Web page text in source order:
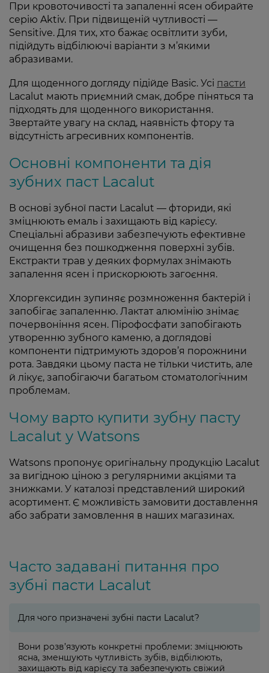
При кровоточивості та запаленні ясен обирайте
серію Aktiv. При підвищеній чутливості —
Sensitive. Для тих, хто бажає освітлити зуби,
підійдуть відбілюючі варіанти з м’якими
абразивами.
Для щоденного догляду підійде Basic. Усі пасти
Lacalut мають приємний смак, добре піняться та
підходять для щоденного використання.
Звертайте увагу на склад, наявність фтору та
відсутність агресивних компонентів.
Основні компоненти та дія
зубних паст Lacalut
В основі зубної пасти Lacalut — фториди, які
зміцнюють емаль і захищають від карієсу.
Спеціальні абразиви забезпечують ефективне
очищення без пошкодження поверхні зубів.
Екстракти трав у деяких формулах знімають
запалення ясен і прискорюють загоєння.
Хлоргексидин зупиняє розмноження бактерій і
запобігає запаленню. Лактат алюмінію знімає
почервоніння ясен. Пірофосфати запобігають
утворенню зубного каменю, а доглядові
компоненти підтримують здоров’я порожнини
рота. Завдяки цьому паста не тільки чистить, але
й лікує, запобігаючи багатьом стоматологічним
проблемам.
Чому варто купити зубну пасту
Lacalut у Watsons
Watsons пропонує оригінальну продукцію Lacalut
за вигідною ціною з регулярними акціями та
знижками. У каталозі представлений широкий
асортимент. Є можливість замовити доставлення
або забрати замовлення в наших магазинах.
Часто задавані питання про
зубні пасти Lacalut
Для чого призначені зубні пасти Lacalut?
Вони розв’язують конкретні проблеми: зміцнюють
ясна, зменшують чутливість зубів, відбілюють,
захищають від карієсу та забезпечують свіжий